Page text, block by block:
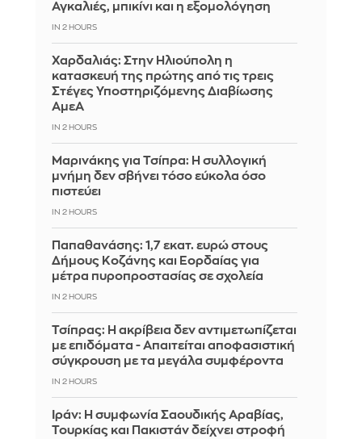
Αγκαλιές, μπικίνι και η εξομολόγηση
IN 2 HOURS
Χαρδαλιάς: Στην Ηλιούπολη η
κατασκευή της πρώτης από τις τρεις
Στέγες Υποστηριζόμενης Διαβίωσης
ΑμεΑ
IN 2 HOURS
Μαρινάκης για Τσίπρα: Η συλλογική
μνήμη δεν σβήνει τόσο εύκολα όσο
πιστεύει
IN 2 HOURS
Παπαθανάσης: 1,7 εκατ. ευρώ στους
Δήμους Κοζάνης και Εορδαίας για
μέτρα πυροπροστασίας σε σχολεία
IN 2 HOURS
Τσίπρας: Η ακρίβεια δεν αντιμετωπίζεται
με επιδόματα - Απαιτείται αποφασιστική
σύγκρουση με τα μεγάλα συμφέροντα
IN 2 HOURS
Ιράν: Η συμφωνία Σαουδικής Αραβίας,
Τουρκίας και Πακιστάν δείχνει στροφή